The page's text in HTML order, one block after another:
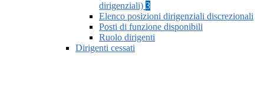
dirigenziali) 3
Elenco posizioni dirigenziali discrezionali
Posti di funzione disponibili
Ruolo dirigenti
Dirigenti cessati